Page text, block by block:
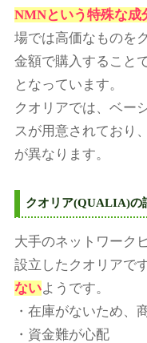
NMNという特殊な成
場では高価なものを
金額で購入すること
となっています。
クオリアでは、ベー
スが用意されており
が異なります。
クオリア(QUALIA)の
大手のネットワーク
設立したクオリアで
ないようです。
・在庫がないため、
・資金難が心配